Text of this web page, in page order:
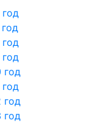
год
год
год